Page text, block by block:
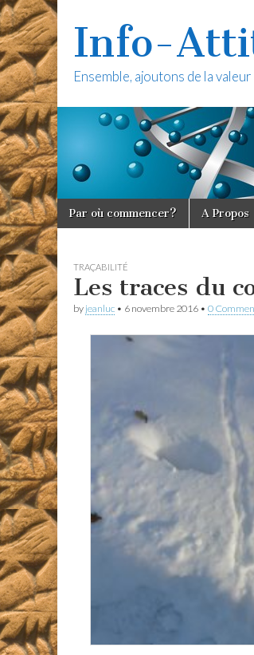
Info-
Ensemble, ajoutons de la
Main menu
Skip to content
Par où commencer? A Propos
TRAÇABILITÉ
Les traces du
by jeanluc • 6 novembre 2016 • 0